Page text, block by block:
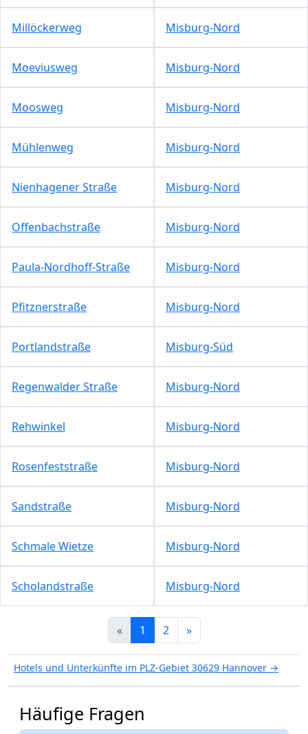
Millöckerweg Misburg-Nord
Moeviusweg Misburg-Nord
Moosweg Misburg-Nord
Mühlenweg Misburg-Nord
Nienhagener Straße Misburg-Nord
Offenbachstraße Misburg-Nord
Paula-Nordhoff-Straße Misburg-Nord
Pfitznerstraße Misburg-Nord
Portlandstraße Misburg-Süd
Regenwalder Straße Misburg-Nord
Rehwinkel Misburg-Nord
Rosenfeststraße Misburg-Nord
Sandstraße Misburg-Nord
Schmale Wietze Misburg-Nord
Scholandstraße Misburg-Nord
« 1 2 »
Hotels und Unterkünfte im PLZ-Gebiet 30629 Hannover →
Häufige Fragen